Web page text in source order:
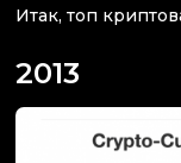
Итак, топ
2013